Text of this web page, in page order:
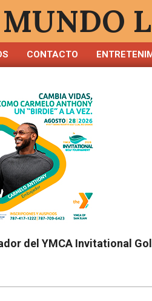
MUNDO
CONTACTO
del YMCA Invitational